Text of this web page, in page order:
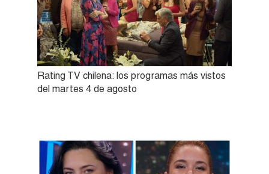
Rating TV chilena: los programas más vistos
del martes 4 de agosto